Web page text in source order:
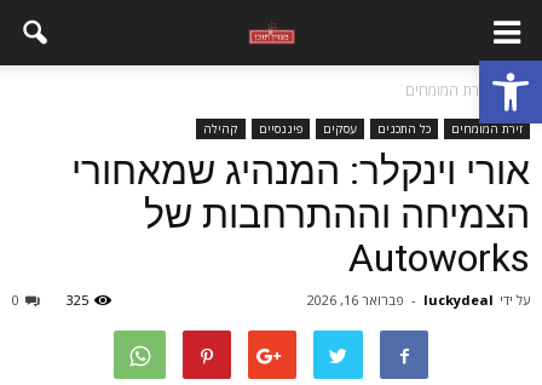
פתח סרגל נגישות
בית זירת המומחים
זירת המומחים כל התכנים עסקים פיננסיים קהילה
אורי וינקלר: המנהיג שמאחורי
הצמיחה וההתרחבות של
Autoworks
על ידי luckydeal
- פברואר 16, 2026 0 325